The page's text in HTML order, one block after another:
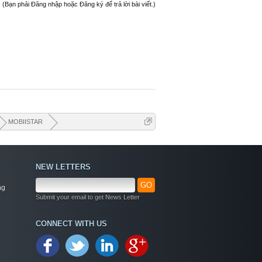
+ Chào mừng bạn đến với diễn đàn thông tin
dịch vụ Việt Nam
+ Chúng tôi có tất cả các dịch vụ Online từ xa
(Bạn phải Đăng nhập hoặc Đăng ký để trả lời bài viết.)
MOBIISTAR
NEW LETTERS
GO
Submit your email to get News Letter
CONNECT WITH US